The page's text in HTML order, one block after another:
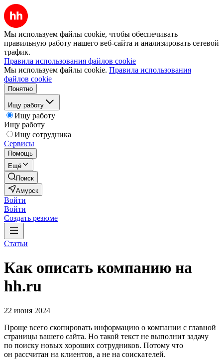
Мы используем файлы cookie, чтобы обеспечивать
правильную работу нашего веб-сайта и анализировать сетевой
трафик.
Правила использования файлов cookie
Мы используем файлы cookie. Правила использования
файлов cookie
Понятно
Ищу работу
Ищу работу
Ищу работу
Ищу сотрудника
Сервисы
Помощь
Ещё
Поиск
Амурск
Войти
Войти
Создать резюме
Статьи
Как описать компанию на
hh.ru
22 июня 2024
Проще всего скопировать информацию о компании с главной
страницы вашего сайта. Но такой текст не выполнит задачу
по поиску новых хороших сотрудников. Потому что
он рассчитан на клиентов, а не на соискателей.